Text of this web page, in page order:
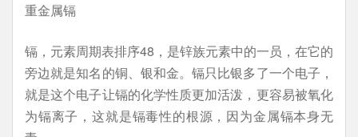
重金属镉
镉，元素周期表排序48，是锌族元素中的一员，在它的
旁边就是知名的铜、银和金。镉只比银多了一个电子，
就是这个电子让镉的化学性质更加活泼，更容易被氧化
为镉离子，这就是镉毒性的根源，因为金属镉本身无